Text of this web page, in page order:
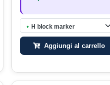
● H block marker
Aggiungi al carrello